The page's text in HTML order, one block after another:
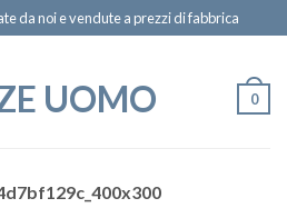
da noi e vendute a prezzi di fabbrica
0